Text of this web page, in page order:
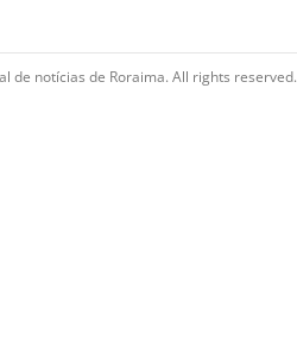
de notícias de Roraima. All rights reserved.